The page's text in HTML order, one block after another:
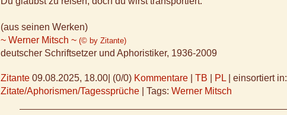
(aus seinen Werken)
~ Werner Mitsch ~ (© by Zitante)
deutscher Schriftsetzer und Aphoristiker, 1936-2009
Zitante 09.08.2025, 18.00 (0/0) Kommentare TB PL
einsortiert in:
Zitate/Aphorismen/Tagessprüche
Tags: Werner Mitsch